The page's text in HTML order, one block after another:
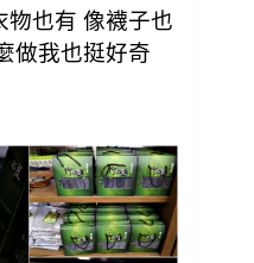
物也有 像襪子也
做我也挺好奇